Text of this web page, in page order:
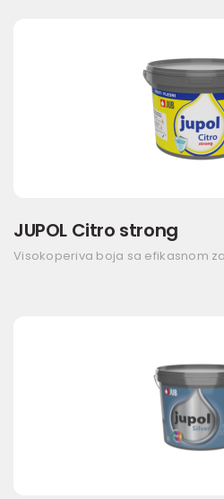
JUPOL Citro strong
Visokoperiva boja sa efikasnom